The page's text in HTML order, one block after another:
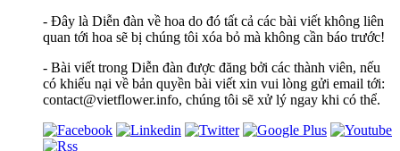
- Đây là Diễn đàn về hoa do đó tất cả các bài viết không liên
quan tới hoa sẽ bị chúng tôi xóa bỏ mà không cần báo trước!
- Bài viết trong Diễn đàn được đăng bởi các thành viên, nếu
có khiếu nại về bản quyền bài viết xin vui lòng gửi email tới:
contact@vietflower.info, chúng tôi sẽ xử lý ngay khi có thể.